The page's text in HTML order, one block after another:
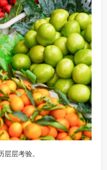
层考验。